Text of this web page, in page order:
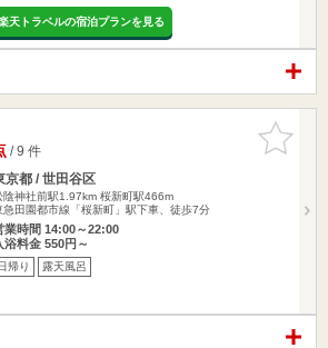
天トラベルの宿泊プランを見る
お気に入
りに追加
/ 9 件
京都 / 世田谷区
陰神社前駅1.97km 桜新町駅466m
急田園都市線「桜新町」駅下車、徒歩7分
業時間 14:00～22:00
浴料金 550円～
帰り 露天風呂